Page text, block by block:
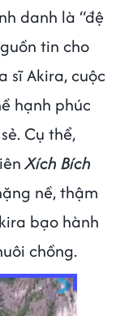
danh là “đệ
tin cho
sĩ Akira, cuộc
hạnh phúc
Cụ thể,
Xích Bích
nề, thậm
bạo hành
chồng.